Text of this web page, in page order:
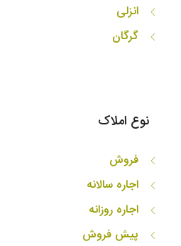
انزلی
گرگان
نوع املاک
فروش
اجاره سالانه
اجاره روزانه
پیش فروش